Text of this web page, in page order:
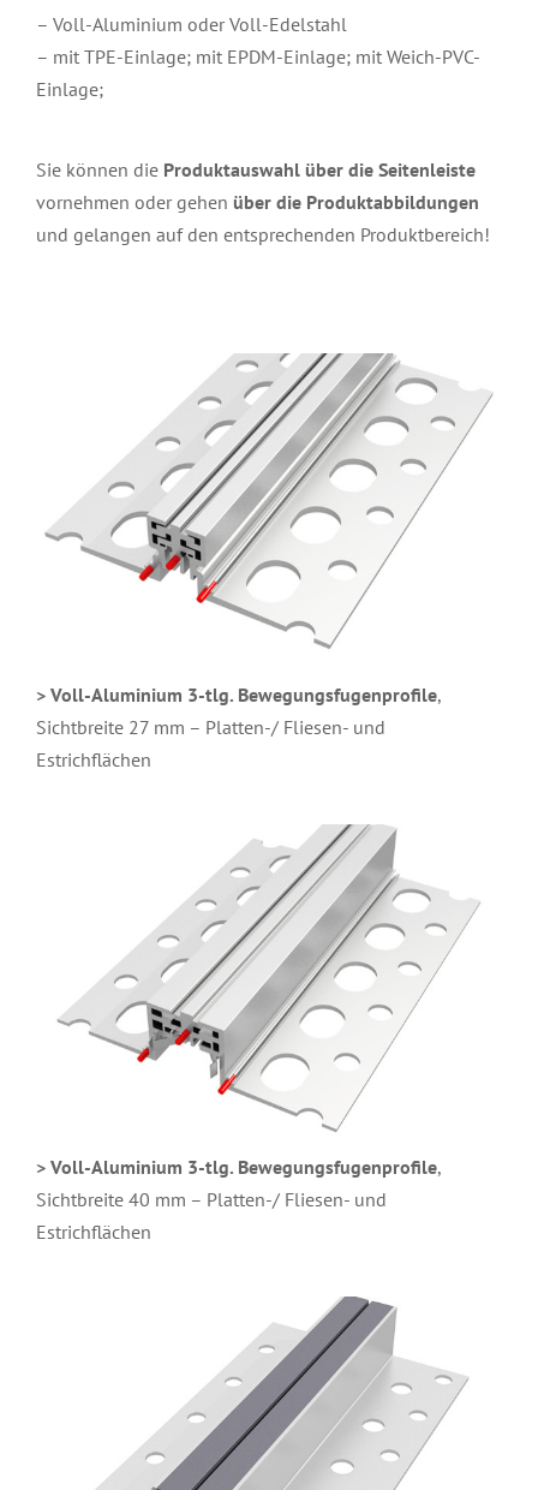
– Voll-Aluminium oder Voll-Edelstahl
– mit TPE-Einlage; mit EPDM-Einlage; mit Weich-PVC-
Einlage;
Sie können die Produktauswahl über die Seitenleiste
vornehmen oder gehen über die Produktabbildungen
und gelangen auf den entsprechenden Produktbereich!
> Voll-Aluminium 3-tlg. Bewegungsfugenprofile,
Sichtbreite 27 mm – Platten-/ Fliesen- und
Estrichflächen
> Voll-Aluminium 3-tlg. Bewegungsfugenprofile,
Sichtbreite 40 mm – Platten-/ Fliesen- und
Estrichflächen